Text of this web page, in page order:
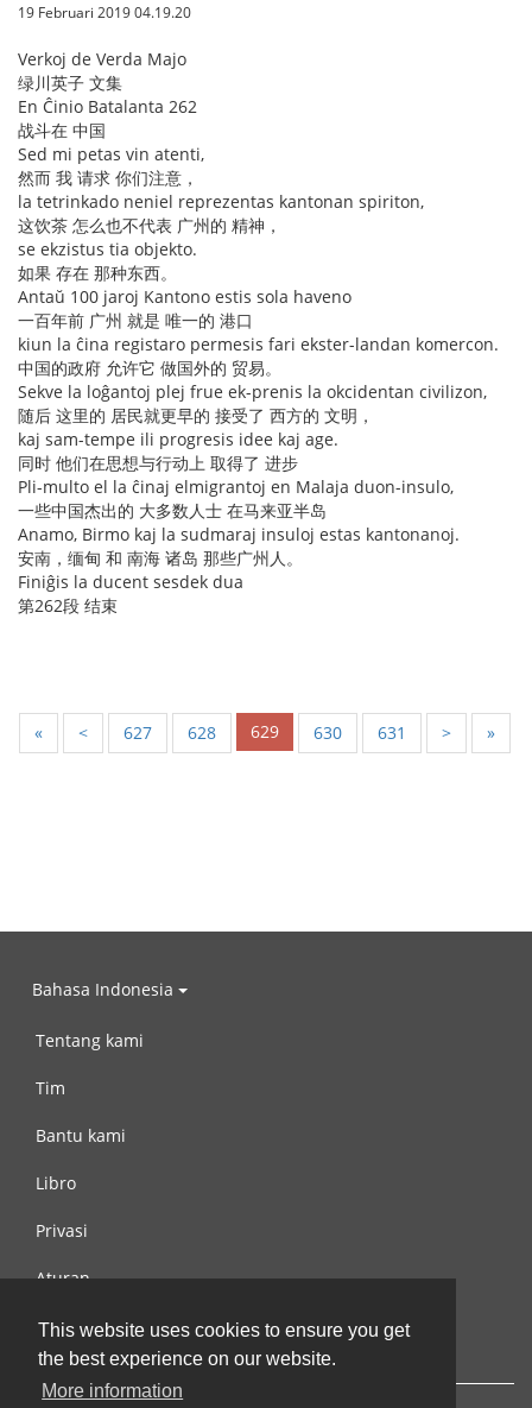
This website uses cookies to ensure you get
the best experience on our website.
More information
19 Februari 2019 04.19.20
Verkoj de Verda Majo
绿川英子 文集
En Ĉinio Batalanta 262
战斗在 中国
Sed mi petas vin atenti,
然而 我 请求 你们注意，
la tetrinkado neniel reprezentas kantonan spiriton,
这饮茶 怎么也不代表 广州的 精神，
se ekzistus tia objekto.
如果 存在 那种东西。
Antaŭ 100 jaroj Kantono estis sola haveno
一百年前 广州 就是 唯一的 港口
kiun la ĉina registaro permesis fari ekster-landan komercon.
中国的政府 允许它 做国外的 贸易。
Sekve la loĝantoj plej frue ek-prenis la okcidentan civilizon,
随后 这里的 居民就更早的 接受了 西方的 文明，
kaj sam-tempe ili progresis idee kaj age.
同时 他们在思想与行动上 取得了 进步
Pli-multo el la ĉinaj elmigrantoj en Malaja duon-insulo,
一些中国杰出的 大多数人士 在马来亚半岛
Anamo, Birmo kaj la sudmaraj insuloj estas kantonanoj.
安南，缅甸 和 南海 诸岛 那些广州人。
Finiĝis la ducent sesdek dua
第262段 结束
« < 627 628 629 630 631 > »
Bahasa Indonesia
Tentang kami
Tim
Bantu kami
Libro
Privasi
Aturan
Hubungi kami